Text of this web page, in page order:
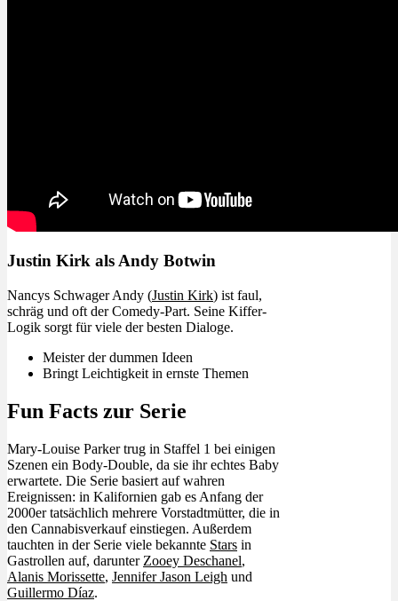
Justin Kirk als Andy Botwin
Nancys Schwager Andy (Justin Kirk) ist faul,
schräg und oft der Comedy-Part. Seine Kiffer-
Logik sorgt für viele der besten Dialoge.
Meister der dummen Ideen
Bringt Leichtigkeit in ernste Themen
Fun Facts zur Serie
Mary-Louise Parker trug in Staffel 1 bei einigen
Szenen ein Body-Double, da sie ihr echtes Baby
erwartete. Die Serie basiert auf wahren
Ereignissen: in Kalifornien gab es Anfang der
2000er tatsächlich mehrere Vorstadtmütter, die in
den Cannabisverkauf einstiegen. Außerdem
tauchten in der Serie viele bekannte Stars in
Gastrollen auf, darunter Zooey Deschanel,
Alanis Morissette, Jennifer Jason Leigh und
Guillermo Díaz.